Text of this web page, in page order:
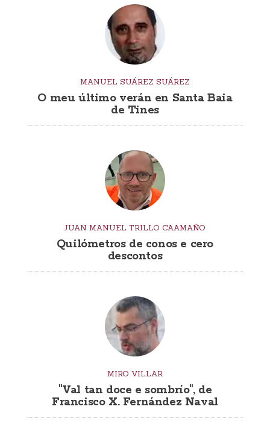
MANUEL SUÁREZ SUÁREZ
O meu último verán en Santa Baia
de Tines
JUAN MANUEL TRILLO CAAMAÑO
Quilómetros de conos e cero
descontos
MIRO VILLAR
"Val tan doce e sombrío", de
Francisco X. Fernández Naval